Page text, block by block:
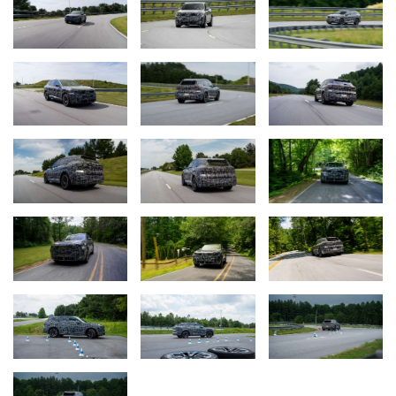
hidrógeno que llegará en 2028 con el innovador sistema Flat
Storage.
El primer BMW de producción en serie propulsado por hidrógeno,
el BMW iX5 Hydrogen, llegará a las carreteras en 2028. Su
sistema de propulsión combina una celda de combustible, el
nuevo sistema BMW Hydrogen Flat Storage y una innovadora
batería de alto voltaje. La tercera generación del sistema de celda
de combustible permite un diseño especialmente compacto, así
como una elevada potencia y eficiencia. El sistema de tanques
planos está formado por siete depósitos de alta presión
fabricados en material compuesto reforzado con fibra de carbono,
conectados entre sí en paralelo. Estos se integran en un robusto
marco metálico. Esta disposición permite aprovechar de forma
excepcionalmente eficiente el espacio que ocupa el sistema en el
vehículo, sin sacrificar espacio en el habitáculo. Otra ventaja es
que los modelos con tecnología de celda de combustible pueden
producirse en la misma línea que los vehículos con otros tipos de
propulsión.
Placer de conducir puro gracias al Heart of Joy.